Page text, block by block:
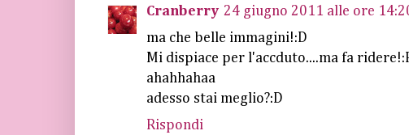
Cranberry 24 giugno 2011 alle ore
ma che belle immagini!:D
Mi dispiace per l'accduto....ma fa
ahahhahaa
adesso stai meglio?:D
Rispondi